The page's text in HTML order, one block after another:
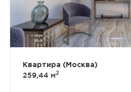
Квартира (Москва)
259,44 м2